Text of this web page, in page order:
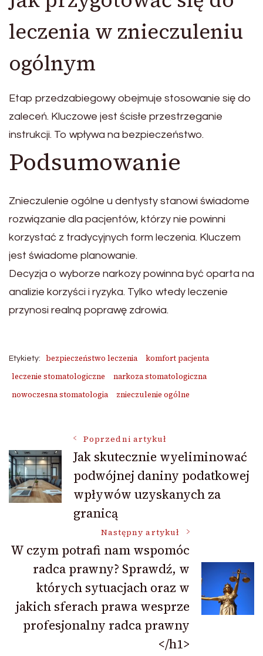
leczenia w znieczuleniu
ogólnym
Etap przedzabiegowy obejmuje stosowanie się do
zaleceń. Kluczowe jest ścisłe przestrzeganie
instrukcji. To wpływa na bezpieczeństwo.
Podsumowanie
Znieczulenie ogólne u dentysty stanowi świadome
rozwiązanie dla pacjentów, którzy nie powinni
korzystać z tradycyjnych form leczenia. Kluczem
jest świadome planowanie.
Decyzja o wyborze narkozy powinna być oparta na
analizie korzyści i ryzyka. Tylko wtedy leczenie
przynosi realną poprawę zdrowia.
Etykiety: bezpieczeństwo leczenia
komfort pacjenta
leczenie stomatologiczne
narkoza stomatologiczna
nowoczesna stomatologia
znieczulenie ogólne
Nawigacja
wpisu
Poprzedni artykuł
Jak skutecznie wyeliminować
podwójnej daniny podatkowej
wpływów uzyskanych za
granicą
Następny artykuł
W czym potrafi nam wspomóc
radca prawny? Sprawdź, w
których sytuacjach oraz w
jakich sferach prawa wesprze
profesjonalny radca prawny
</h1>